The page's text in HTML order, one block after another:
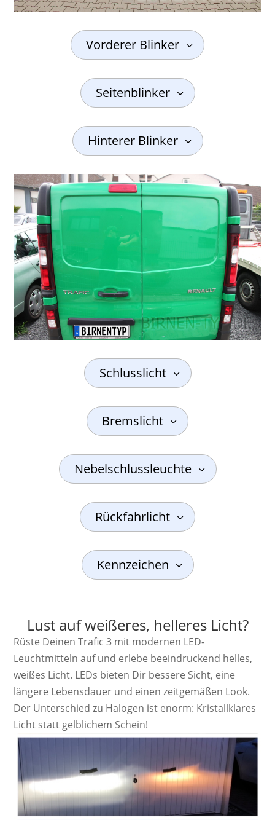
Vorderer Blinker
Seitenblinker
Hinterer Blinker
Schlusslicht
Bremslicht
Nebelschlussleuchte
Rückfahrlicht
Kennzeichen
Lust auf weißeres, helleres Licht?
Rüste Deinen Trafic 3 mit modernen LED-
Leuchtmitteln auf und erlebe beeindruckend helles,
weißes Licht. LEDs bieten Dir bessere Sicht, eine
längere Lebensdauer und einen zeitgemäßen Look.
Der Unterschied zu Halogen ist enorm: Kristallklares
Licht statt gelblichem Schein!